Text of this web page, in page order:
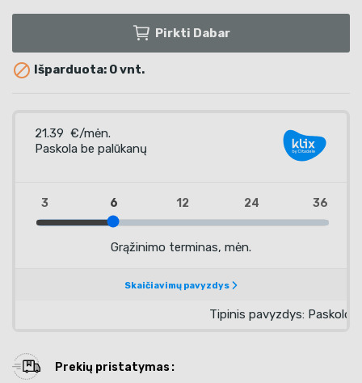
Pirkti Dabar
 Išparduota: 0 vnt.
Prekių pristatymas